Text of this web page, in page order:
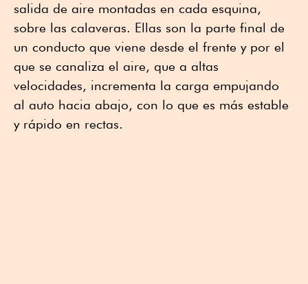
salida de aire montadas en cada esquina,
sobre las calaveras. Ellas son la parte final de
un conducto que viene desde el frente y por el
que se canaliza el aire, que a altas
velocidades, incrementa la carga empujando
al auto hacia abajo, con lo que es más estable
y rápido en rectas.